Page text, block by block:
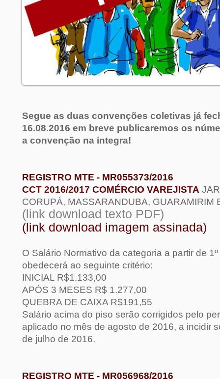
Segue as duas convenções coletivas já
16.08.2016 em breve publicaremos os
a convenção na integra!
REGISTRO MTE - MR055373/2016
CCT 2016/2017 COMÉRCIO VAREJISTA
CORUPÁ, MASSARANDUBA, GUARAMIRIM
(link download texto PDF)
(link download imagem assinada)
O Salário Normativo da categoria a partir de
obedecerá ao seguinte critério:
INICIAL R$1.133,00
APÓS 3 MESES R$ 1.277,00
QUEBRA DE CAIXA R$191,55
Salário acima do piso serão corrigidos pelo
aplicado no mês de agosto de 2016, a incidir
de julho de 2016.
REGISTRO MTE - MR056968/2016